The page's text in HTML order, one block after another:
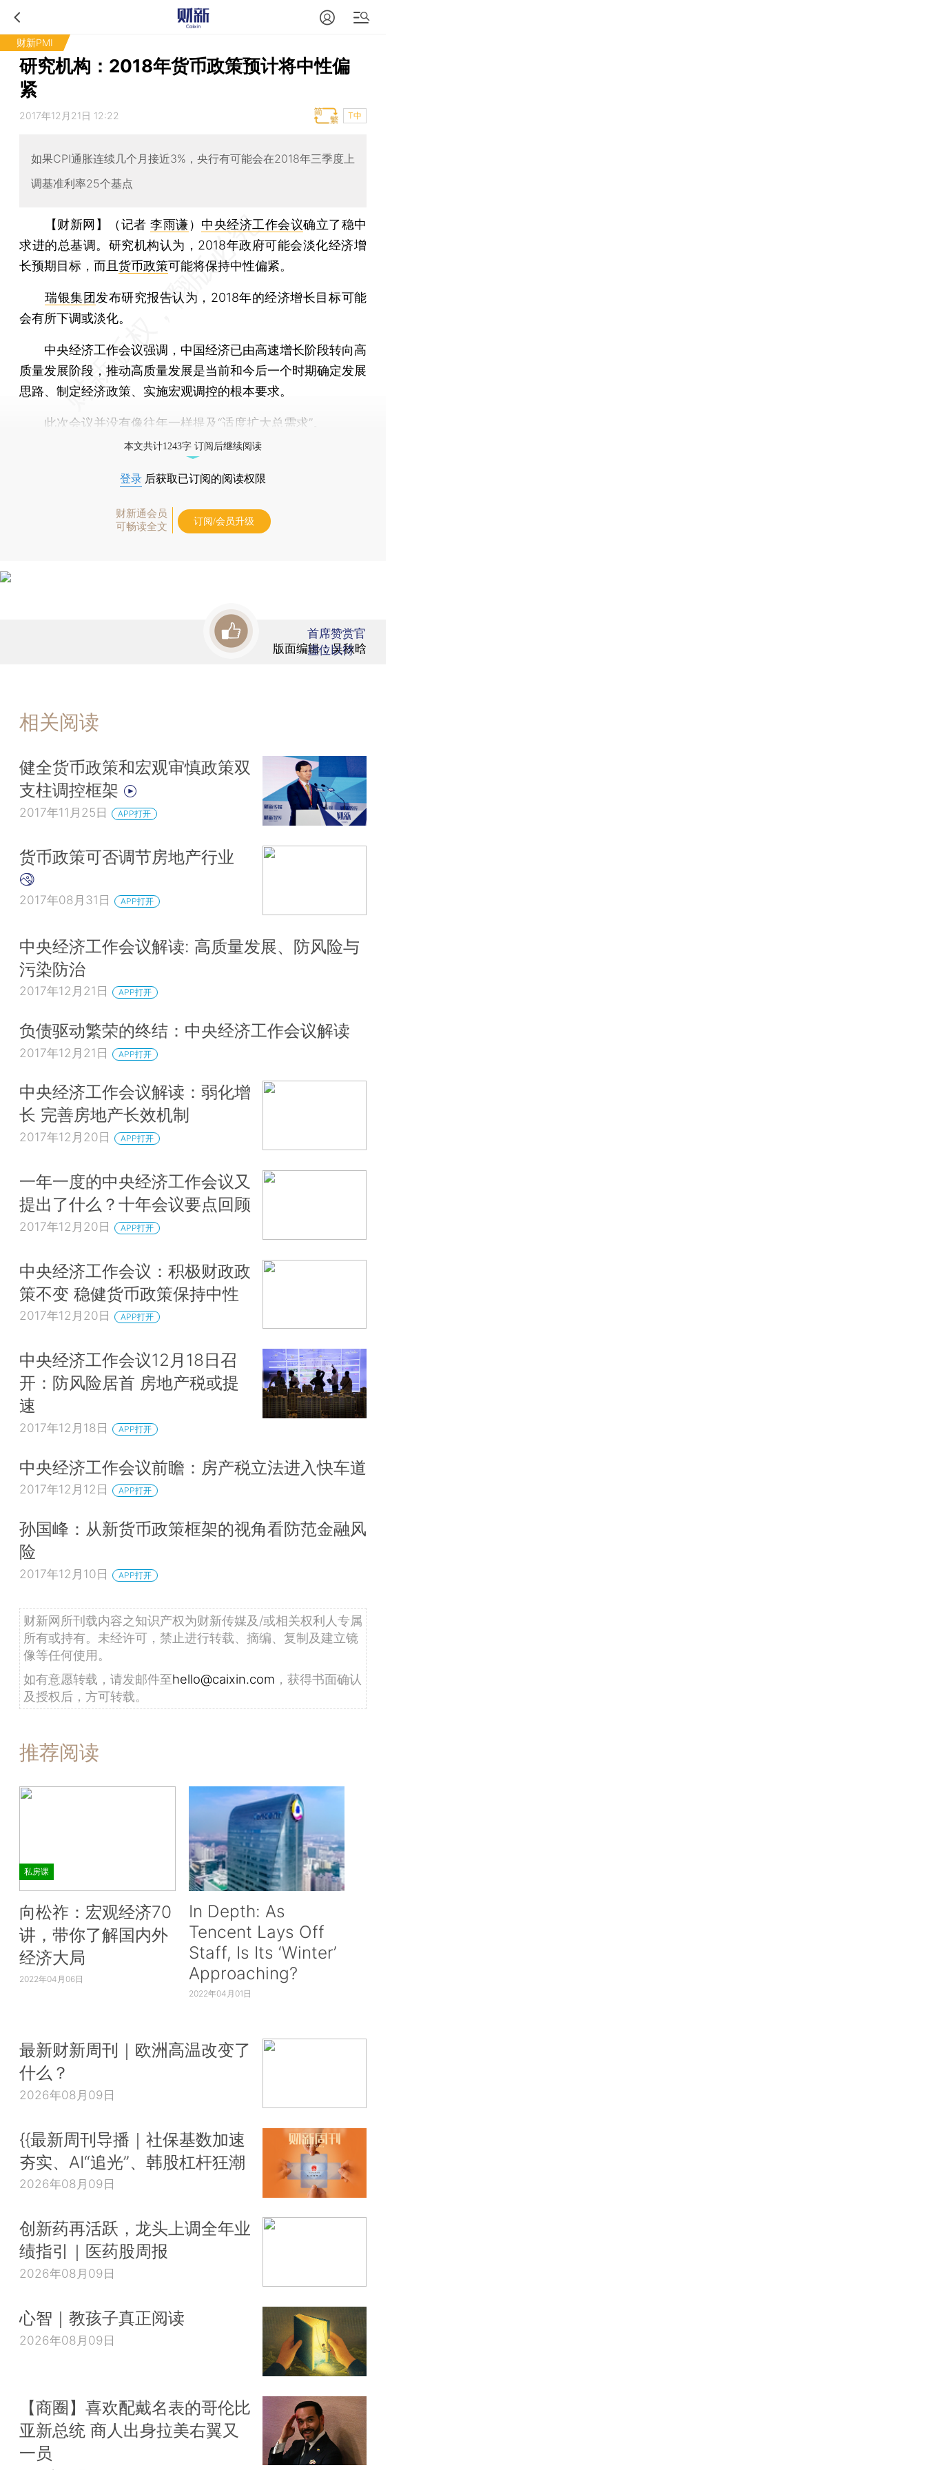
财新PMI
研究机构：2018年货币政策预计将中性偏
紧
2017年12月21日 12:22 T中
如果CPI通胀连续几个月接近3%，央行有可能会在2018年三季度上
调基准利率25个基点
【财新网】（记者李雨谦） 中央经济工作会议确立了稳中
求进的总基调。研究机构认为，2018年政府可能会淡化经济增
长预期目标，而且货币政策可能将保持中性偏紧。
瑞银集团发布研究报告认为，2018年的经济增长目标可能
会有所下调或淡化。
中央经济工作会议强调，中国经济已由高速增长阶段转向高
质量发展阶段，推动高质量发展是当前和今后一个时期确定发展
思路、制定经济政策、实施宏观调控的根本要求。
此次会议并没有像往年一样提及“适度扩大总需求”。
本文共计1243字 订阅后继续阅读
登录 后获取已订阅的阅读权限
财新通会员
可畅读全文
订阅/会员升级
版面编辑：吴秋晗
首席赞赏官
虚位以待
相关阅读
健全货币政策和宏观审慎政策双
支柱调控框架
2017年11月25日 APP打开
货币政策可否调节房地产行业
2017年08月31日 APP打开
中央经济工作会议解读: 高质量发展、防风险与
污染防治
2017年12月21日 APP打开
负债驱动繁荣的终结：中央经济工作会议解读
2017年12月21日 APP打开
中央经济工作会议解读：弱化增
长 完善房地产长效机制
2017年12月20日 APP打开
一年一度的中央经济工作会议又
提出了什么？十年会议要点回顾
2017年12月20日 APP打开
中央经济工作会议：积极财政政
策不变 稳健货币政策保持中性
2017年12月20日 APP打开
中央经济工作会议12月18日召
开：防风险居首 房地产税或提
速
2017年12月18日 APP打开
中央经济工作会议前瞻：房产税立法进入快车道
2017年12月12日 APP打开
孙国峰：从新货币政策框架的视角看防范金融风
险
2017年12月10日 APP打开
财新网所刊载内容之知识产权为财新传媒及/或相关权利人专属
所有或持有。未经许可，禁止进行转载、摘编、复制及建立镜
像等任何使用。
如有意愿转载，请发邮件至hello@caixin.com ，获得书面确认
及授权后，方可转载。
推荐阅读
私房课
向松祚：宏观经济70
讲，带你了解国内外
经济大局
2022年04月06日
In Depth: As
Tencent Lays Off
Staff, Is Its ‘Winter’
Approaching?
2022年04月01日
最新财新周刊｜欧洲高温改变了
什么？
2026年08月09日
{{最新周刊导播｜社保基数加速
夯实、AI“追光”、韩股杠杆狂潮
2026年08月09日
创新药再活跃，龙头上调全年业
绩指引｜医药股周报
2026年08月09日
心智｜教孩子真正阅读
2026年08月09日
【商圈】喜欢配戴名表的哥伦比
亚新总统 商人出身拉美右翼又
一员